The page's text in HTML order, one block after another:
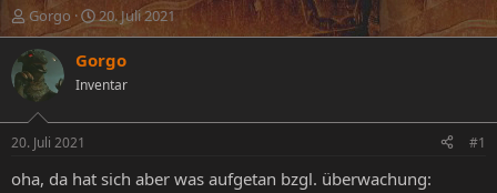
E
r
s
t
e
l
e
r
Gorgo
E
r
s
e
a
20. Juli 2021
Gorgo
Inventar
20. Juli 2021 #1
oha, da hat sich aber was aufgetan bzgl. überwachung: